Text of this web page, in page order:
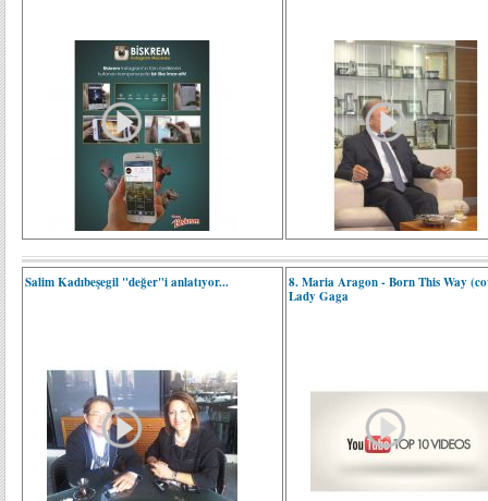
Salim Kadıbeşegil "değer"i anlatıyor...
8. Maria Aragon - Born This Way
Lady Gaga